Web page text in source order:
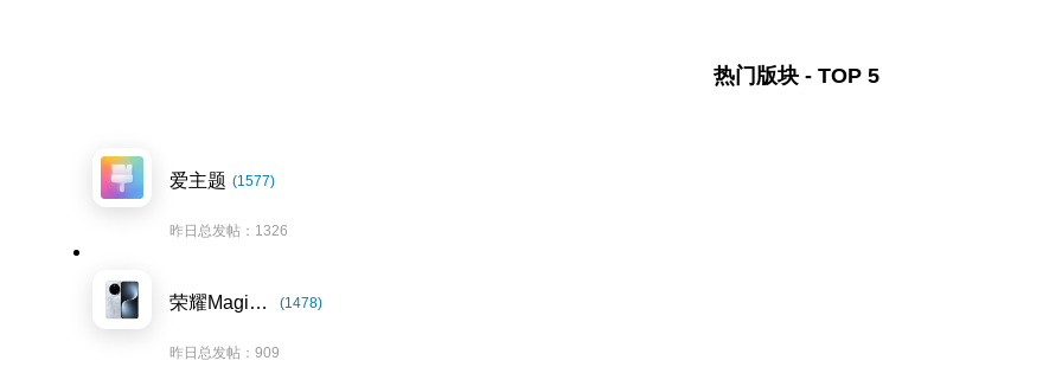
热门版块 - TOP 5
爱主题 (1577)
昨日总发帖：1326
荣耀Magic7系列 (1478)
昨日总发帖：909